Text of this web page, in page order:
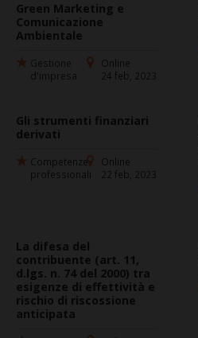
Green Marketing e
Comunicazione
Ambientale
Gestione
d'impresa
Online
24 feb, 2023
Gli strumenti finanziari
derivati
Competenze
professionali
Online
22 feb, 2023
La difesa del
contribuente (art. 11,
d.lgs. n. 74 del 2000) tra
esigenze di effettività e
rischio di riscossione
anticipata